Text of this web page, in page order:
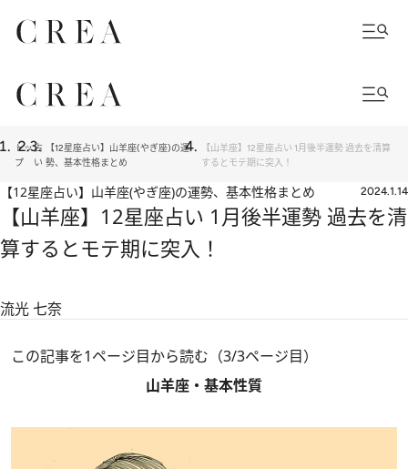
トッ
プ
占
い
【12星座占い】山羊座(やぎ座)の運
勢、基本性格まとめ
【山羊座】12星座占い 1月後半運勢 過去を清算
するとモテ期に突入！
【12星座占い】山羊座(やぎ座)の運勢、基本性格まとめ 2024.1.14
【山羊座】12星座占い 1月後半運勢 過去を清
算するとモテ期に突入！
流光 七奈
この記事を1ページ目から読む（3/3ページ目）
山羊座・基本性質